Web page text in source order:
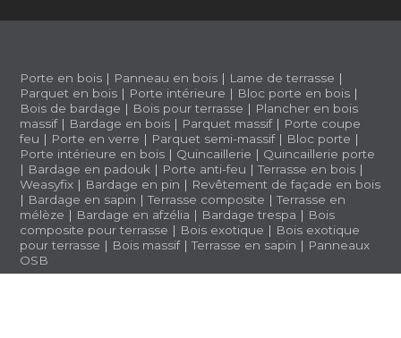
Porte en bois | Panneau en bois | Lame de terrasse |
Parquet en bois | Porte intérieure | Bloc porte en bois |
Bois de bardage | Bois pour terrasse | Plancher en bois
massif| Bardage en bois | Parquet massif| Porte coupe
feu | Porte en verre | Parquet semi-massif| Bloc porte |
Porte intérieure en bois | Quincaillerie | Quincaillerie porte
| Bardage en padouk | Porte anti-feu |Terrasse en bois |
Weasyfix | Bardage en pin | Revêtement de façade en bois
| Bardage en sapin |Terrasse composite |Terrasse en
mélèze | Bardage en afzélia | Bardage trespa | Bois
composite pour terrasse | Bois exotique | Bois exotique
pour terrasse | Bois massif|Terrasse en sapin | Panneaux
OSB